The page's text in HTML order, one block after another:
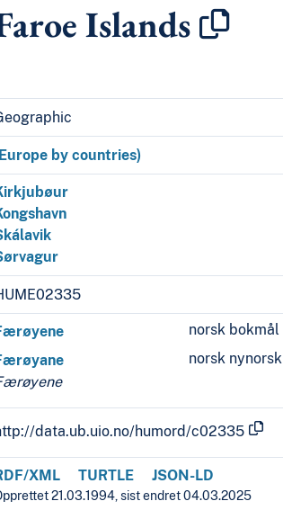
Islands
by countries)
norsk bokmål
norsk nynorsk
data.ub.uio.no/humord/c02335
XML TURTLE JSON-LD
21.03.1994, sist endret 04.03.2025